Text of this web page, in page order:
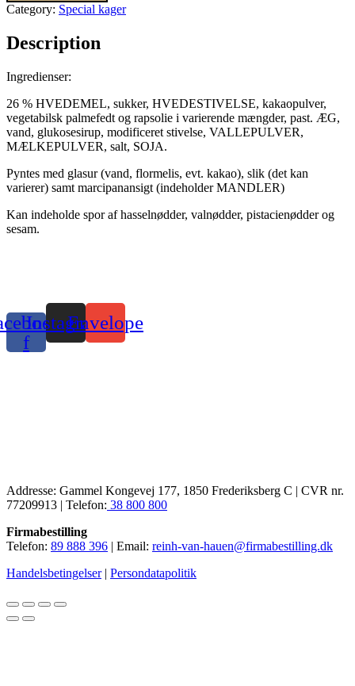
Category: Special kager
Description
Ingredienser:
26 % HVEDEMEL, sukker, HVEDESTIVELSE, kakaopulver,
vegetabilsk palmefedt og rapsolie i varierende mængder, past. ÆG,
vand, glukosesirup, modificeret stivelse, VALLEPULVER,
MÆLKEPULVER, salt, SOJA.
Pyntes med glasur (vand, flormelis, evt. kakao), slik (det kan
varierer) samt marcipanansigt (indeholder MANDLER)
Kan indeholde spor af hasselnødder, valnødder, pistacienødder og
sesam.
f
InstagramEnvelope
Addresse: Gammel Kongevej 177, 1850 Frederiksberg C | CVR nr.
77209913 | Telefon: 38 800 800
Firmabestilling
Telefon: 89 888 396 | Email: reinh-van-hauen@firmabestilling.dk
Handelsbetingelser| Persondatapolitik